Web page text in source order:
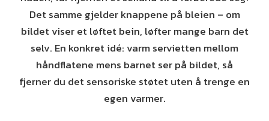
Det samme gjelder knappene på bleien – om
bildet viser et løftet bein, løfter mange barn det
selv. En konkret idé: varm servietten mellom
håndflatene mens barnet ser på bildet, så
fjerner du det sensoriske støtet uten å trenge en
egen varmer.